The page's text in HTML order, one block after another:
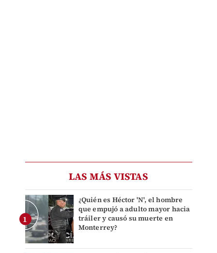
LAS MÁS VISTAS
¿Quién es Héctor 'N', el hombre
que empujó a adulto mayor hacia
tráiler y causó su muerte en
Monterrey?